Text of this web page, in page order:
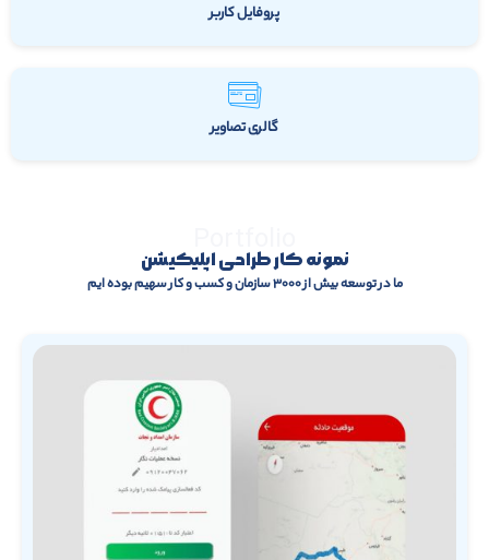
پروفایل کاربر
گالری تصاویر
نمونه کار طراحی اپلیکیشن
ما در توسعه بیش از ۳۰۰۰ سازمان و کسب و کار سهیم بوده ایم